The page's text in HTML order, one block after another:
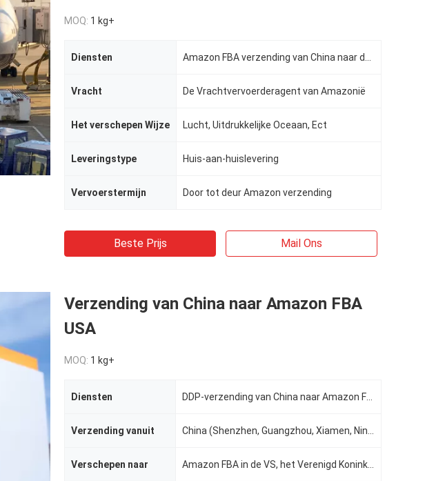
MOQ: 1 kg+
Diensten
Vracht De Vrachtvervoerderagent van Amazonië
Het verschepen Wijze Lucht, Uitdrukkelijke Oceaan, Ect
Leveringstype Huis-aan-huislevering
Vervoerstermijn Door tot deur Amazon verzending
Beste Prijs Mail Ons
Verzending van China naar Amazon FBA
USA
MOQ: 1 kg+
Diensten
Verzending vanuit
Verschepen naar